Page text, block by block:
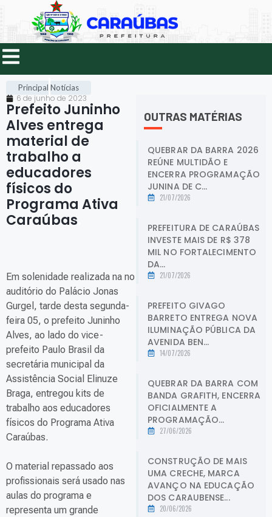
Principal Notícias
6 de junho de 2023
Prefeito Juninho
Alves entrega
material de
trabalho a
educadores
físicos do
Programa Ativa
Caraúbas
Em solenidade realizada na no
auditório do Palácio Jonas
Gurgel, tarde desta segunda-
feira 05, o prefeito Juninho
Alves, ao lado do vice-
prefeito Paulo Brasil da
secretária municipal da
Assistência Social Elinuze
Braga, entregou kits de
trabalho aos educadores
físicos do Programa Ativa
Caraúbas.
O material repassado aos
profissionais será usado nas
aulas do programa e
representa um grande
OUTRAS MATÉRIAS
QUEBRAR DA BARRA 2026
REÚNE MULTIDÃO E
ENCERRA PROGRAMAÇÃO
JUNINA DE C...
21/07/2026
PREFEITURA DE CARAÚBAS
INVESTE MAIS DE R$ 378
MIL NO FORTALECIMENTO
DA...
21/07/2026
PREFEITO GIVAGO
BARRETO ENTREGA NOVA
ILUMINAÇÃO PÚBLICA DA
AVENIDA BEN...
14/07/2026
QUEBRAR DA BARRA COM
BANDA GRAFITH, ENCERRA
OFICIALMENTE A
PROGRAMAÇÃO...
27/06/2026
CONSTRUÇÃO DE MAIS
UMA CRECHE, MARCA
AVANÇO NA EDUCAÇÃO
DOS CARAUBENSE...
20/06/2026